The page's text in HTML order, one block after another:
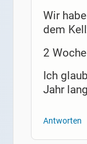
Wir
dem
2
Ich
Jahr
Antworten